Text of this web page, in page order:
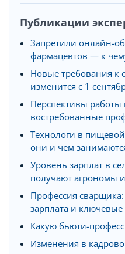
Публикации
Запретили онлайн-
фармацевтов — к
Новые требования к
изменится с 1
Перспективы работы
востребованные
Технологи в
они и чем
Уровень зарплат в
получают агрономы
Профессия
зарплата и ключевые
Какую бьюти-
Изменения в